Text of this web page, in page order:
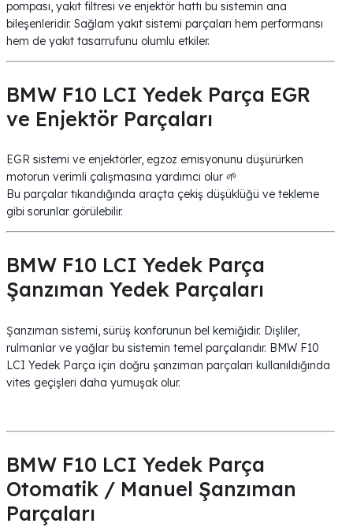
pompası, yakıt filtresi ve enjektör hattı bu sistemin ana
bileşenleridir. Sağlam yakıt sistemi parçaları hem performansı
hem de yakıt tasarrufunu olumlu etkiler.
BMW F10 LCI Yedek Parça EGR
ve Enjektör Parçaları
EGR sistemi ve enjektörler, egzoz emisyonunu düşürürken
motorun verimli çalışmasına yardımcı olur 🌱
Bu parçalar tıkandığında araçta çekiş düşüklüğü ve tekleme
gibi sorunlar görülebilir.
BMW F10 LCI Yedek Parça
Şanzıman Yedek Parçaları
Şanzıman sistemi, sürüş konforunun bel kemiğidir. Dişliler,
rulmanlar ve yağlar bu sistemin temel parçalarıdır. BMW F10
LCI Yedek Parça için doğru şanzıman parçaları kullanıldığında
vites geçişleri daha yumuşak olur.
BMW F10 LCI Yedek Parça
Otomatik / Manuel Şanzıman
Parçaları